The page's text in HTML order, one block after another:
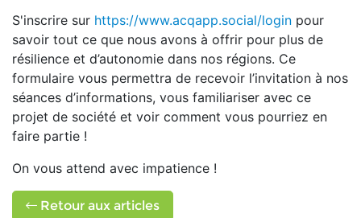
S'inscrire sur https://www.acqapp.social/login pour
savoir tout ce que nous avons à offrir pour plus de
résilience et d’autonomie dans nos régions. Ce
formulaire vous permettra de recevoir l’invitation à nos
séances d’informations, vous familiariser avec ce
projet de société et voir comment vous pourriez en
faire partie !
On vous attend avec impatience !
Retour aux articles